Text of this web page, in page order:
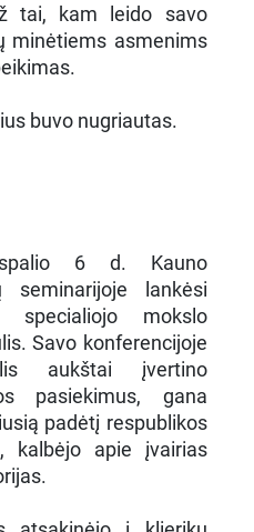
tai, kam leido savo
minėtiems asmenims
buvo nugriautas.
6 d. Kauno
seminarijoje lankėsi
mokslo
Savo konferencijoje
aukštai įvertino
pasiekimus, gana
padėtį respublikos
kalbėjo apie įvairias